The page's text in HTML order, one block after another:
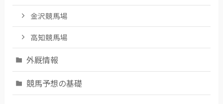
金沢競馬場
高知競馬場
外厩情報
競馬予想の基礎